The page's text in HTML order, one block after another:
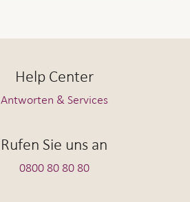
Help Center
Antworten & Services
Rufen Sie uns an
0800 80 80 80